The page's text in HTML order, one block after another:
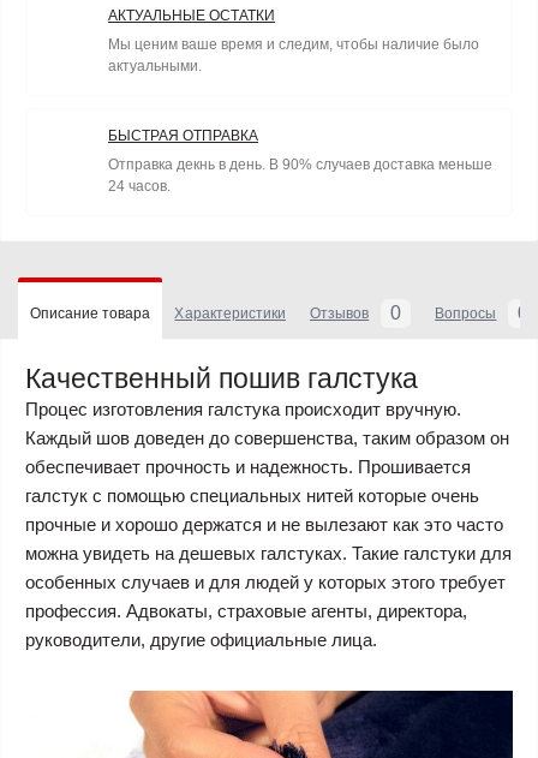
АКТУАЛЬНЫЕ ОСТАТКИ
Мы ценим ваше время и следим, чтобы наличие было
актуальными.
БЫСТРАЯ ОТПРАВКА
Отправка декнь в день. В 90% случаев доставка меньше
24 часов.
Описание товара Характеристики Отзывов 0 Вопросы 0
Качественный пошив галстука
Процес изготовления галстука происходит вручную.
Каждый шов доведен до совершенства, таким образом он
обеспечивает прочность и надежность. Прошивается
галстук с помощью специальных нитей которые очень
прочные и хорошо держатся и не вылезают как это часто
можна увидеть на дешевых галстуках. Такие галстуки для
особенных случаев и для людей у которых этого требует
профессия. Адвокаты, страховые агенты, директора,
руководители, другие официальные лица.